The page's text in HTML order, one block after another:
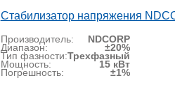
Стабилизатор напряжения
Производитель: NDCORP
Диапазон: ±20%
Тип фазности:Трехфазный
Мощность: 15 кВт
Погрешность: ±1%